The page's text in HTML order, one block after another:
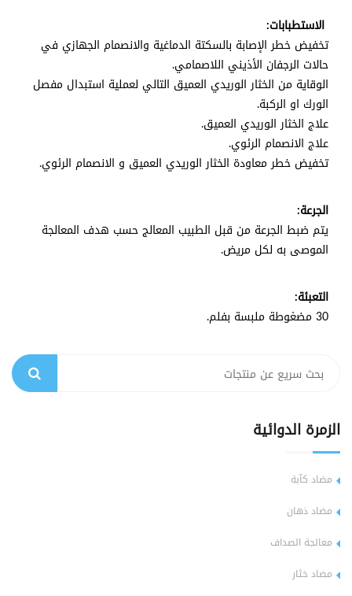
الاستطبابات:
تخفيض خطر الإصابة بالسكتة الدماغية والانصمام الجهازي في
حالات الرجفان الأذيني اللاصمامي.
الوقاية من الخثار الوريدي العميق التالي لعملية استبدال مفصل
الورك او الركبة.
علاج الخثار الوريدي العميق.
علاج الانصمام الرئوي.
تخفيض خطر معاودة الخثار الوريدي العميق و الانصمام الرئوي.
الجرعة:
يتم ضبط الجرعة من قبل الطبيب المعالج حسب هدف المعالجة
الموصى به لكل مريض.
التعبئة:
30 مضغوطة ملبسة بفلم.
الزمرة الدوائية
مضاد كآبة
مضاد ذهان
معالجة الصداف
مضاد خثار